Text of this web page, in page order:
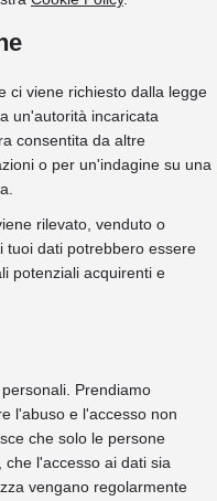
ci viene richiesto dalla legge
un'autorità incaricata
consentita da altre
o per un'indagine su una
rilevato, venduto o
tuoi dati potrebbero essere
potenziali acquirenti e
Prendiamo
l'abuso e l'accesso non
che solo le persone
l'accesso ai dati sia
vengano regolarmente